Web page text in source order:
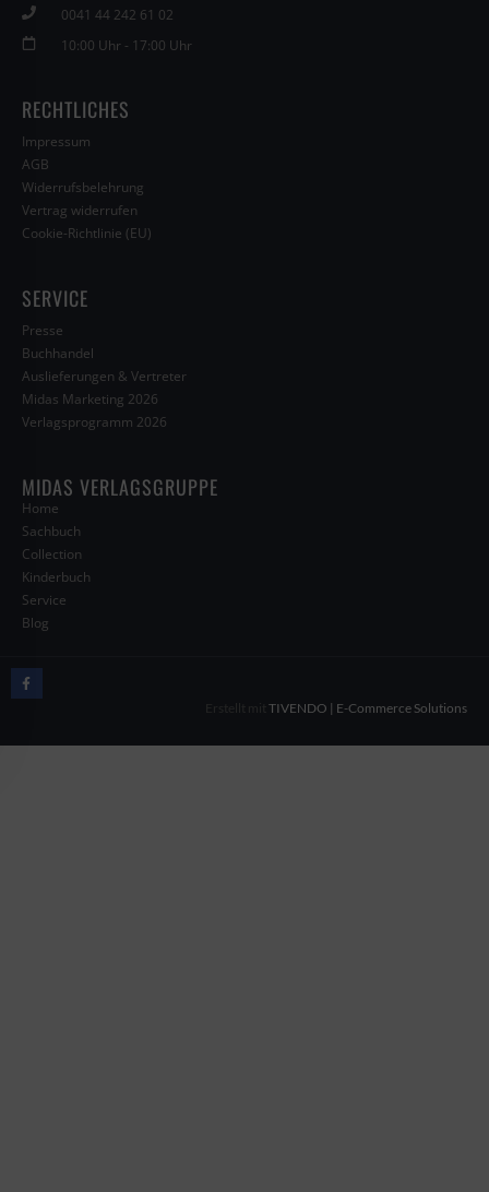
0041 44 242 61 02
10:00 Uhr - 17:00 Uhr
RECHTLICHES
Impressum
AGB
Widerrufsbelehrung
Vertrag widerrufen
Cookie-Richtlinie (EU)
SERVICE
Presse
Buchhandel
Auslieferungen & Vertreter
Midas Marketing 2026
Verlagsprogramm 2026
MIDAS VERLAGSGRUPPE
Home
Sachbuch
Collection
Kinderbuch
Service
Blog
TIVENDO | E-Commerce Solutions